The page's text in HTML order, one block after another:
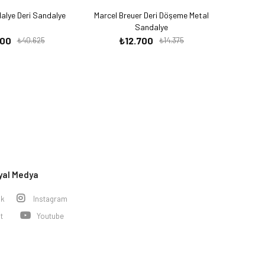
Deri Sandalye
₺40.625
Marcel Breuer Deri Döşeme Metal
Sandalye
₺12.700 ₺14.375
Medya
Instagram
Youtube